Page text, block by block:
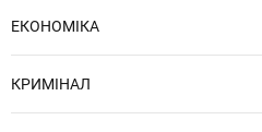
ЕКОНОМІКА
КРИМІНАЛ